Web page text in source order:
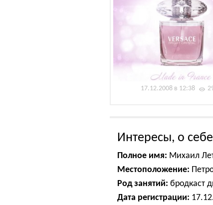
17.12.2008 в 12:38
Интересы, о
Полное имя: Михаил
Местоположение:
Род занятий: бродкаст
Дата регистрации: